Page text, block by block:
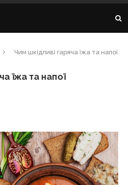
Чим шкідливі гаряча їжа та напої
їжа та напої